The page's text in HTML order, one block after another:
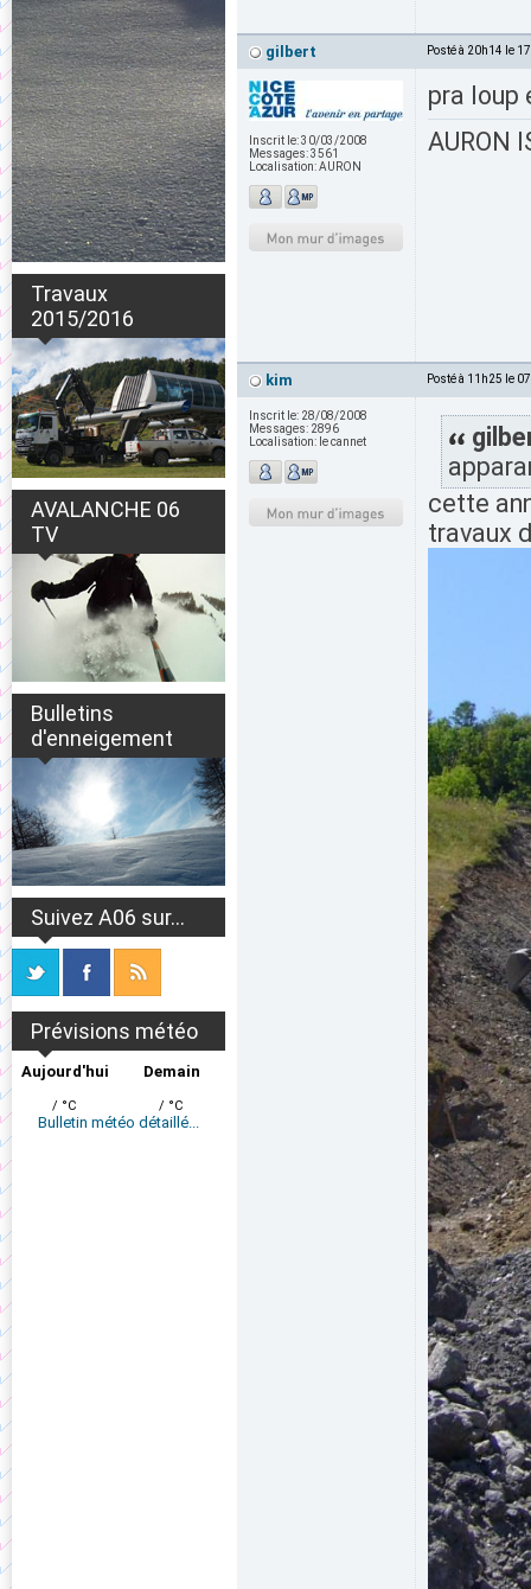
Travaux
2015/2016
AVALANCHE 06
TV
Bulletins
d'enneigement
Suivez A06 sur...
Prévisions météo
Aujourd'hui
/ °C
Demain
/ °C
Bulletin météo détaillé...
gilbert Posté à 20h14 le
Inscrit le:30/03/2008
Messages:3561
Localisation:AURON
pra loup
AURON
kim Posté à 11h25 le
Inscrit le: 28/08/2008
Messages: 2896
Localisation: le cannet
cette
travaux